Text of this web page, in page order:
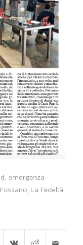
, emergenza
Fossano, La Fedeltà